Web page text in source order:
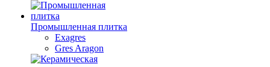
Промышленная плитка
Exagres
Gres Aragon